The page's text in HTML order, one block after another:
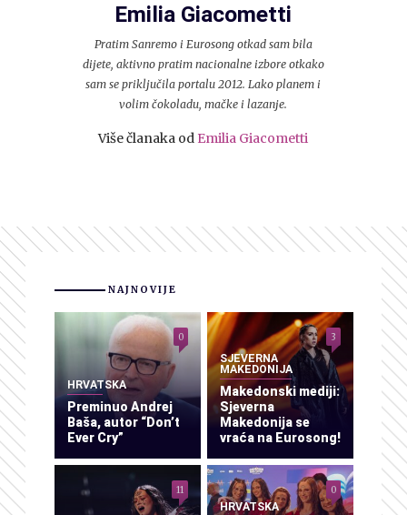
Emilia Giacometti
Pratim Sanremo i Eurosong otkad sam bila
dijete, aktivno pratim nacionalne izbore otkako
sam se priključila portalu 2012. Lako planem i
volim čokoladu, mačke i lazanje.
Više članaka od Emilia Giacometti
NAJNOVIJE
HRVATSKA
Preminuo Andrej
Baša, autor “Don’t
Ever Cry”
0
SJEVERNA
MAKEDONIJA
Makedonski mediji:
Sjeverna
Makedonija se
vraća na Eurosong!
3
11
HRVATSKA
0